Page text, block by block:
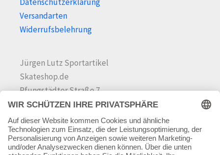
Versandarten
Widerrufsbelehrung
Jürgen Lutz Sportartikel
Skateshop.de
Pfungstädter Straße 7
64342 Seeheim-Jugenheim
Tel.06257 868181
Mail:info@skateshop.de